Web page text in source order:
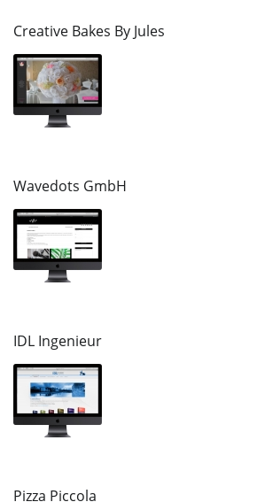
Creative Bakes By Jules
Wavedots GmbH
IDL Ingenieur
Pizza Piccola